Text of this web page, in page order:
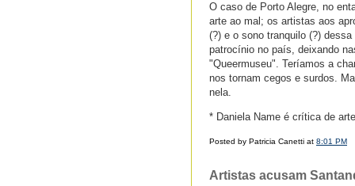
O caso de Porto Alegre, no
arte ao mal; os artistas aos
(?) e o sono tranquilo (?)
patrocínio no país, deixando
"Queermuseu". Teríamos a
nos tornam cegos e surdos.
nela.
* Daniela Name é crítica de
Posted by Patricia Canetti at 8:01 PM
Artistas acusam